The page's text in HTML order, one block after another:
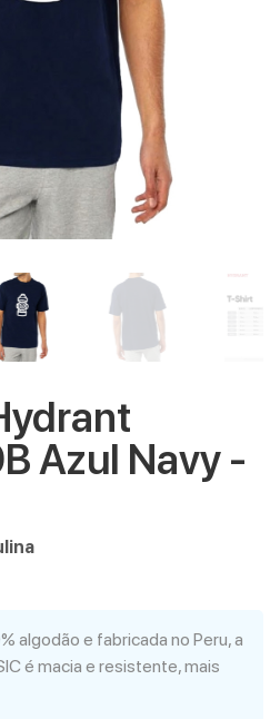
Azul Navy -
algodão e fabricada no Peru, a
é macia e resistente, mais